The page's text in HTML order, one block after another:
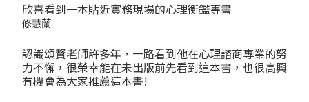
欣喜看到一本貼近實務現場的心理衡鑑專書
修慧蘭
認識頌賢老師許多年，一路看到他在心理諮商專業的努
力不懈，很榮幸能在未出版前先看到這本書，也很高興
有機會為大家推薦這本書!